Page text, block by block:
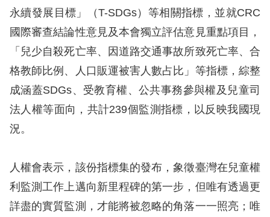
選
擇
語
兒少版
首
頁
永續發展目標」（T-SDGs）等相關指標，並就CRC
國際審查結論性意見及本會獨立評估意見重點項目，
「兒少自殺死亡率、因道路交通事故所致死亡率、合
格教師比例、人口販運被害人數占比」等指標，綜整
成涵蓋SDGs、受教育權、公共事務參與權及兒童司
法人權等面向，共計239個監測指標，以反映我國現
況。
人權會表示，該份指標集的發布，象徵臺灣在兒童權
利監測工作上邁向新里程碑的第一步，但唯有透過更
詳盡的實質監測，才能將被忽略的角落一一照亮；唯